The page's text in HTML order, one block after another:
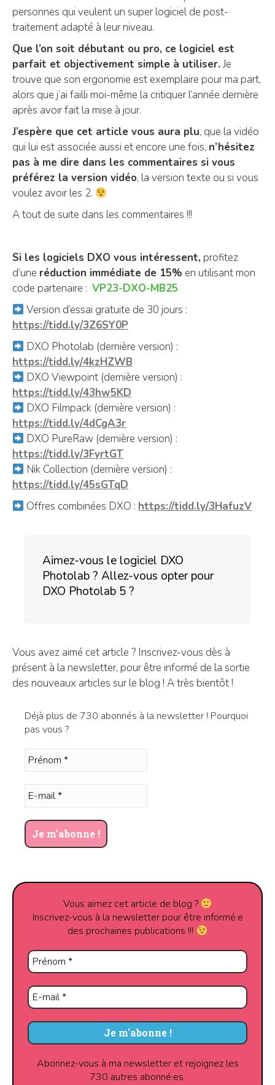
personnes qui veulent un super logiciel de post-
traitement adapté à leur niveau.
Que l’on soit débutant ou pro, ce logiciel est
parfait et objectivement simple à utiliser. Je
trouve que son ergonomie est exemplaire pour ma part,
alors que j’ai failli moi-même la critiquer l’année dernière
après avoir fait la mise à jour.
J’espère que cet article vous aura plu, que la vidéo
qui lui est associée aussi et encore une fois, n’hésitez
pas à me dire dans les commentaires si vous
préférez la version vidéo, la version texte ou si vous
voulez avoir les 2.
A tout de suite dans les commentaires !!!
Si les logiciels DXO vous intéressent, profitez
d’une réduction immédiate de 15% en utilisant mon
code partenaire : VP23-DXO-MB25
Version d’essai gratuite de 30 jours :
https://tidd.ly/3Z6SY0P
DXO Photolab (dernière version) :
https://tidd.ly/4kzHZWB
DXO Viewpoint (dernière version) :
https://tidd.ly/43hw5KD
DXO Filmpack (dernière version) :
https://tidd.ly/4dCgA3r
DXO PureRaw (dernière version) :
https://tidd.ly/3FyrtGT
Nik Collection (dernière version) :
https://tidd.ly/45sGTqD
Offres combinées DXO : https://tidd.ly/3HafuzV
Aimez-vous le logiciel DXO
Photolab ? Allez-vous opter pour
DXO Photolab 5 ?
Vous avez aimé cet article ? Inscrivez-vous dès à
présent à la newsletter, pour être informé de la sortie
des nouveaux articles sur le blog ! A très bientôt !
Déjà plus de 730 abonnés à la newsletter ! Pourquoi
pas vous ?
Vous aimez cet article de blog ?
Inscrivez-vous à la newsletter pour être informé.e
des prochaines publications !!!
Abonnez-vous à ma newsletter et rejoignez les
730 autres abonné·es.